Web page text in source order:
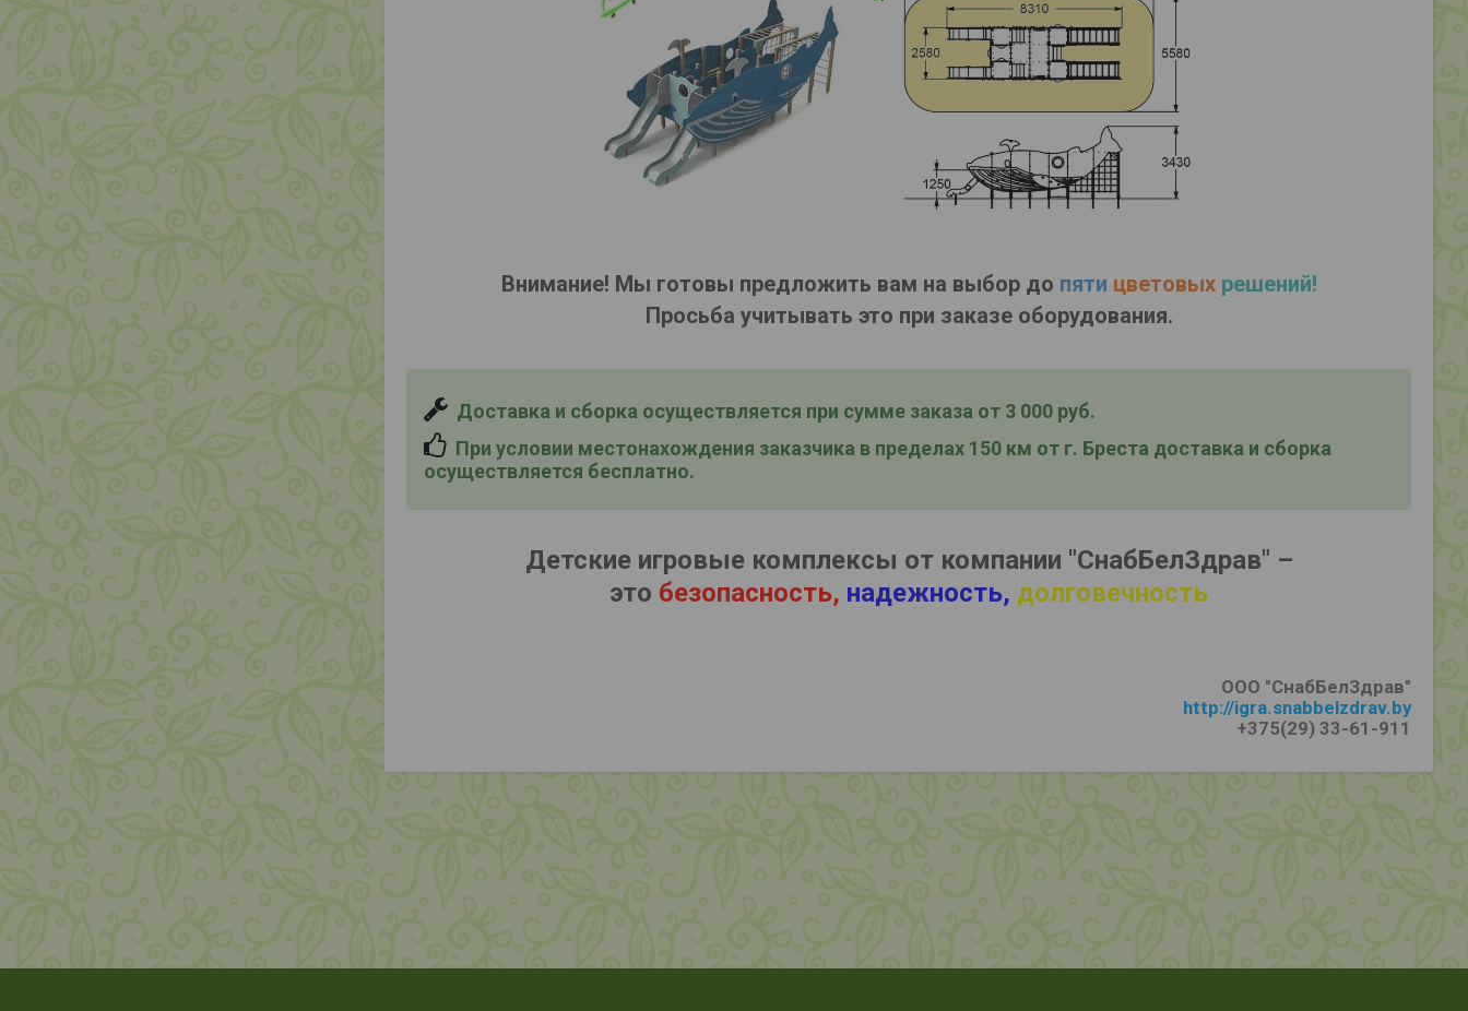
Внимание! Мы готовы предложить вам на выбор до пяти цветовыхрешений!
Просьба учитывать это при заказе оборудования.
Доставка и сборка осуществляется при сумме заказа от 3 000 руб.
При условии местонахождения заказчика в пределах 150 км от г. Бреста доставка и сборка
осуществляется бесплатно.
Детские игровые комплексы от компании "СнабБелЗдрав" –
это безопасность, надежность, долговечность
ООО "СнабБелЗдрав"
http://igra.snabbelzdrav.by
+375(29) 33-61-911